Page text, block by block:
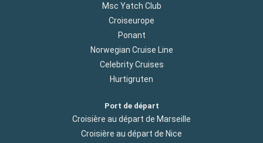
Msc Yatch Club
Croiseurope
Ponant
Norwegian Cruise Line
Celebrity Cruises
Hurtigruten
Port de départ
Croisière au départ de Marseille
Croisière au départ de Nice